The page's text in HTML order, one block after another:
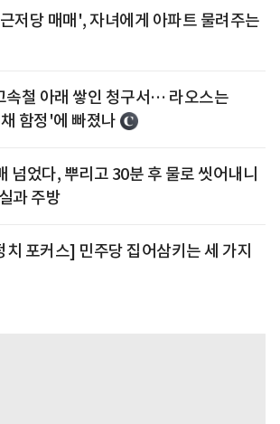
저당 매매', 자녀에게 아파트 물려주는
속철 아래 쌓인 청구서… 라오스는
함정'에 빠졌나
넘었다, 뿌리고 30분 후 물로 씻어내니
과 주방
치 포커스] 민주당 집어삼키는 세 가지